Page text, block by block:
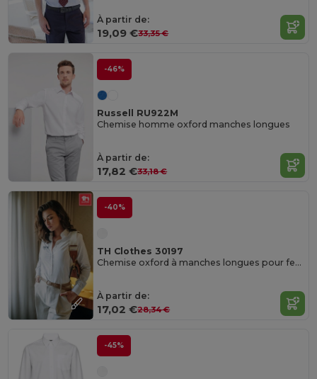
À partir de:
19,09 €33,35 €
-46%
Russell RU922M
Chemise homme oxford manches longues
À partir de:
17,82 €33,18 €
-40%
TH Clothes 30197
Chemise oxford à manches longues pour femmes. Couleur blanche
À partir de:
17,02 €28,34 €
-45%